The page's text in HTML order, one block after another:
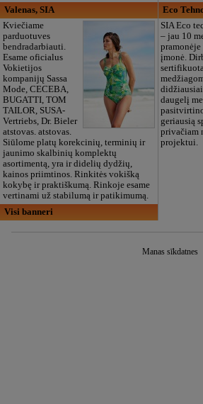
Valenas, SIA
Kviečiame
parduotuves
bendradarbiauti.
Esame oficialus
Vokietijos
kompanijų Sassa
Mode, CECEBA,
BUGATTI, TOM
TAILOR, SUSA-
Vertriebs, Dr. Bieler
atstovas. atstovas.
Siūlome platų korekcinių, terminių ir
jaunimo skalbinių komplektų
asortimentą, yra ir didelių dydžių,
kainos priimtinos. Rinkitės vokišką
kokybę ir praktiškumą. Rinkoje esame
vertinami už stabilumą ir patikimumą.
Eco
SIA Eco
– jau 10
įmonė.
daugelį
geriausią
privačiam
projektui.
Visi banneri
Manas sīkdatnes